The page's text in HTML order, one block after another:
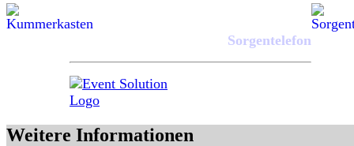
Sorgentelefon
Weitere Informationen